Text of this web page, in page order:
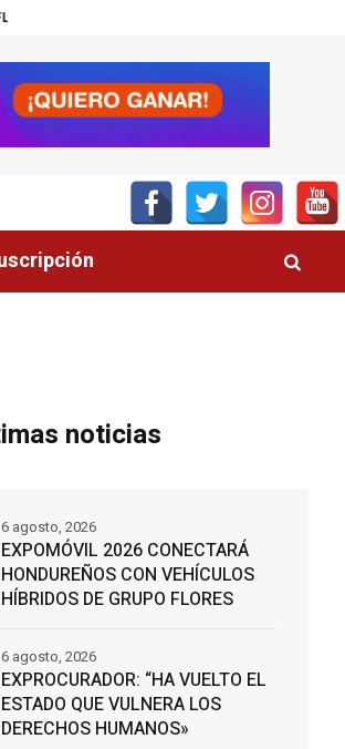
noticias
EXPOMÓVIL 2026 CONECTARÁ
HONDUREÑOS CON VEHÍCULOS
HÍBRIDOS DE GRUPO FLORES
6 agosto, 2026
EXPROCURADOR: “HA VUELTO EL
ESTADO QUE VULNERA LOS
DERECHOS HUMANOS»
6 agosto, 2026